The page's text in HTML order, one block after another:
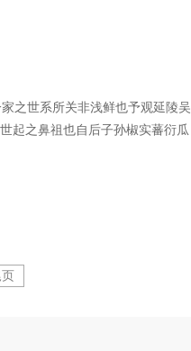
之世系所关非浅鲜也予观延陵吴
起之鼻祖也自后子孙椒实蕃衍瓜